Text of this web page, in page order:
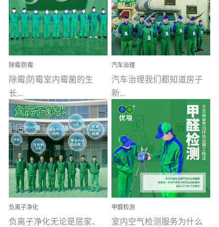
文明的进步，创造了多姿
多彩的家居产品和生活情
调，但也带来了以甲醛为
首的室内...
液，具备杀死人体冠状病
毒的功效，杀菌率
99.99%。相对于传统消毒
液来说，无...
除霉|防霉
除霉|防霉室内霉菌的生
长...
受温度、湿度、基质养
分、通风四个条件影响，
温暖潮湿、营养物质多、
通风缓慢的空间最易滋生
大量霉菌的...
汽车治理
汽车治理我们都知道房子
新...
装修完会有甲醛，其实汽
车的甲醛超标问题更为严
重。汽车的空间范围小，
配件、皮具、装饰多，这
些都是汽...
负离子净化
负离子净化无论是居家、
甲醛检测
室内空气检测服务为什么